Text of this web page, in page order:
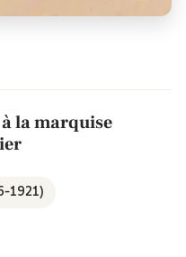
la marquise
1921)